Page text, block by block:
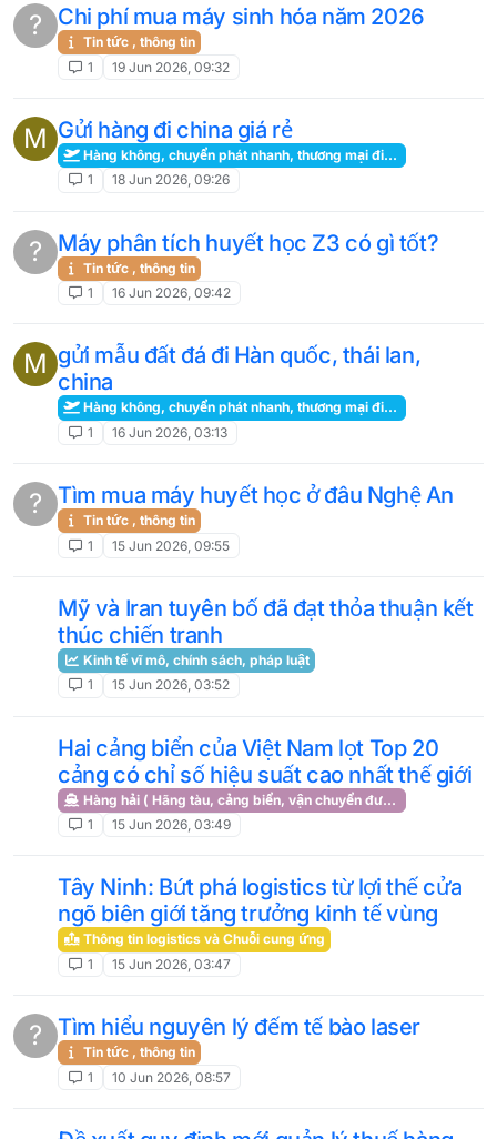
? Chi phí mua máy sinh hóa năm 2026
Tin tức , thông tin
1
19 Jun 2026, 09:32
M Gửi hàng đi china giá rẻ
Hàng không, chuyển phát nhanh, thương mại điện tử, kho hàng
1
18 Jun 2026, 09:26
? Máy phân tích huyết học Z3 có gì tốt?
Tin tức , thông tin
1
16 Jun 2026, 09:42
M gửi mẫu đất đá đi Hàn quốc, thái lan,
china
Hàng không, chuyển phát nhanh, thương mại điện tử, kho hàng
1
16 Jun 2026, 03:13
? Tìm mua máy huyết học ở đâu Nghệ An
Tin tức , thông tin
1
15 Jun 2026, 09:55
Mỹ và Iran tuyên bố đã đạt thỏa thuận kết
thúc chiến tranh
Kinh tế vĩ mô, chính sách, pháp luật
1
15 Jun 2026, 03:52
Hai cảng biển của Việt Nam lọt Top 20
cảng có chỉ số hiệu suất cao nhất thế giới
Hàng hải ( Hãng tàu, cảng biển, vận chuyển đường biển )
1
15 Jun 2026, 03:49
Tây Ninh: Bứt phá logistics từ lợi thế cửa
ngõ biên giới tăng trưởng kinh tế vùng
Thông tin logistics và Chuỗi cung ứng
1
15 Jun 2026, 03:47
? Tìm hiểu nguyên lý đếm tế bào laser
Tin tức , thông tin
1
10 Jun 2026, 08:57